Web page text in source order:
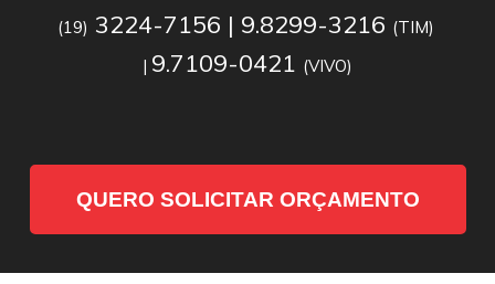
(19) 3224-7156 | 9.8299-3216 (TIM)
| 9.7109-0421 (VIVO)
QUERO SOLICITAR ORÇAMENTO